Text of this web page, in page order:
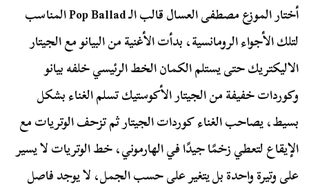
أختار الموزع مصطفى العسال قالب الـ Pop Ballad المناسب
لتلك الأجواء الرومانسية، بدأت الأغنية من البيانو مع الجيتار
الاليكتريك حتى يستلم الكمان الخط الرئيسي خلفه بيانو
وكوردات خفيفة من الجيتار الأكوستيك تسلم الغناء بشكل
بسيط، يصاحب الغناء كوردات الجيتار ثم تزحف الوتريات مع
الإيقاع لتعطي زخمًا جيدًا في الهارموني، خط الوتريات لا يسير
على وتيرة واحدة بل يتغير على حسب الجمل، لا يوجد فاصل